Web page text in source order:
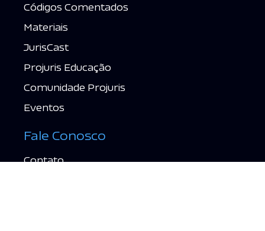
Códigos Comentados
Materiais
JurisCast
Projuris Educação
Comunidade Projuris
Eventos
Fale Conosco
Contato